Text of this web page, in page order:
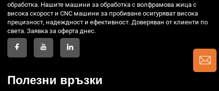
обработка. Нашите машини за обработка с волфрамова жица с
висока скорост и CNC машини за пробиване осигуряват висока
прецизност, надеждност и ефективност. Доверяван от клиенти по
света. Заявка за оферта днес.
Полезни връзки